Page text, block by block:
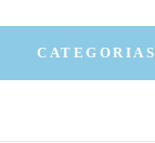
CATEGORIAS